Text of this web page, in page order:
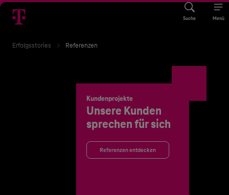
Suche Menü
Erfolgsstories Referenzen
Kundenprojekte
Unsere Kunden
sprechen für sich
Referenzen entdecken